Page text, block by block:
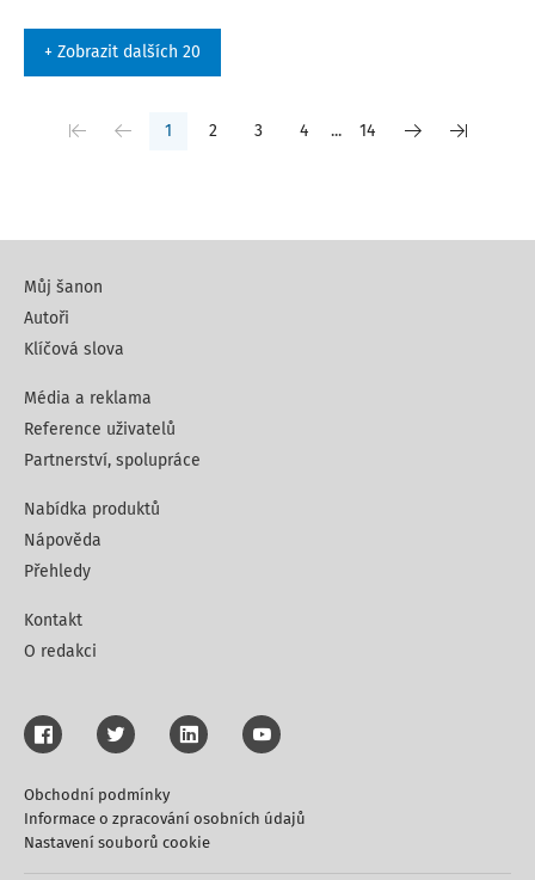
+ Zobrazit dalších 20
1 2 3 4 ... 14
Můj šanon
Autoři
Klíčová slova
Média a reklama
Reference uživatelů
Partnerství, spolupráce
Nabídka produktů
Nápověda
Přehledy
Kontakt
O redakci
Obchodní podmínky
Informace o zpracování osobních údajů
Nastavení souborů cookie